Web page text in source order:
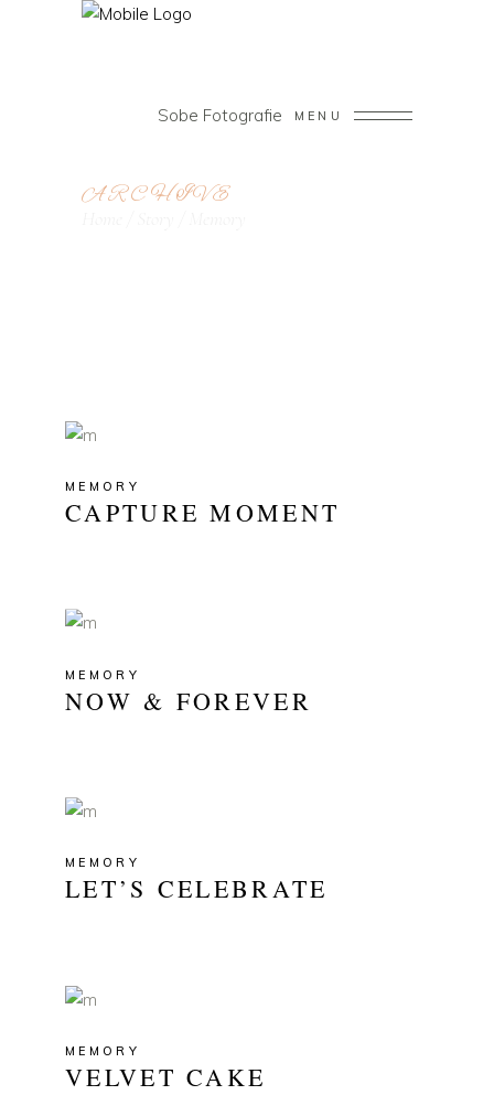
Sobe Fotografie MENU
ARCHIVE
MEMORY
CAPTURE MOMENT
MEMORY
NOW & FOREVER
MEMORY
LET’S CELEBRATE
MEMORY
VELVET CAKE